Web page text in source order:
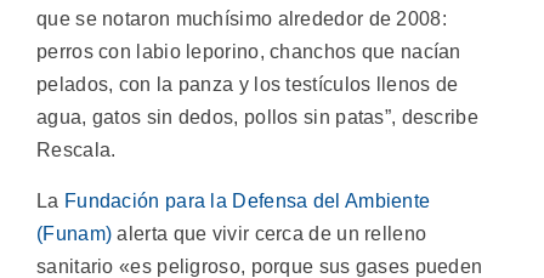
que se notaron muchísimo alrededor de 2008:
perros con labio leporino, chanchos que nacían
pelados, con la panza y los testículos llenos de
agua, gatos sin dedos, pollos sin patas”, describe
Rescala.
La Fundación para la Defensa del Ambiente
(Funam) alerta que vivir cerca de un relleno
sanitario «es peligroso, porque sus gases pueden